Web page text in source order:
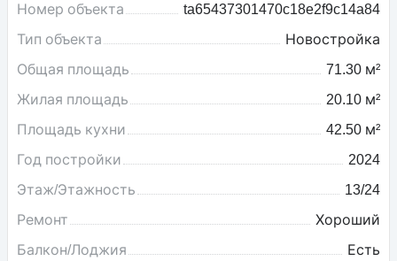
Номер объекта
ta65437301470c18e2f9c14a84
Тип объекта
Новостройка
Общая площадь
71.30 м²
Жилая площадь
20.10 м²
Площадь кухни
42.50 м²
Год постройки
2024
Этаж/Этажность
13/24
Ремонт
Хороший
Балкон/Лоджия
Есть